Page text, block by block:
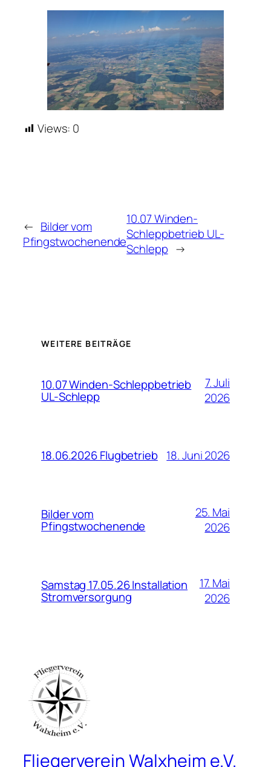
Views: 0
← Bilder vom
Pfingstwochenende
10.07 Winden-
Schleppbetrieb UL-
Schlepp →
WEITERE BEITRÄGE
10.07 Winden-Schleppbetrieb
UL-Schlepp
7. Juli
2026
18.06.2026 Flugbetrieb 18. Juni 2026
Bilder vom
Pfingstwochenende
25. Mai
2026
Samstag 17.05.26 Installation
Stromversorgung
17. Mai
2026
Fliegerverein Walxheim e.V.